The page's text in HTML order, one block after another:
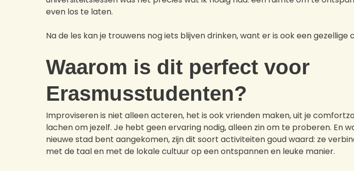
even los te laten.
Na de les kan je trouwens nog iets blijven drinken, want er is ook een gezellige
Waarom is dit perfect voor
Erasmusstudenten?
Improviseren is niet alleen acteren, het is ook vrienden maken, uit je
lachen om jezelf. Je hebt geen ervaring nodig, alleen zin om te proberen. En
nieuwe stad bent aangekomen, zijn dit soort activiteiten goud waard: ze
met de taal en met de lokale cultuur op een ontspannen en leuke manier.